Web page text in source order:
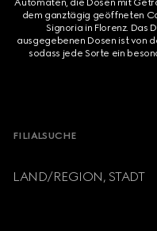
Automaten, die Dosen mit
dem ganztägig geöffneten
Signoria in Florenz. Das
ausgegebenen Dosen ist von
sodass jede Sorte ein
FILIALSUCHE
LAND/REGION, STADT